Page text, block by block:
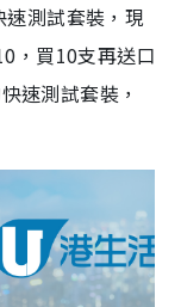
測試套裝，現
，買10支再送口
速測試套裝，